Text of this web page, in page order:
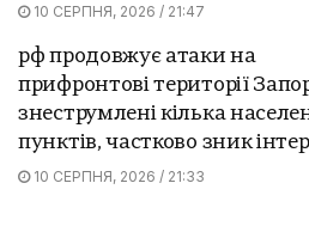
10 СЕРПНЯ, 2026 / 21:47
рф продовжує атаки на
прифронтові території
знеструмлені кілька
пунктів, частково зник
10 СЕРПНЯ, 2026 / 21:33